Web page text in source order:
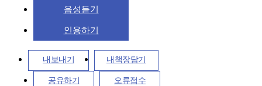
음성듣기
인용하기
내보내기 내책장담기
공유하기 오류접수